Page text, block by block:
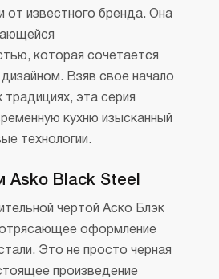
от известного бренда. Она
которая сочетается
Взяв свое начало
традициях, эта серия
кухню изысканный
технологии.
Asko Black Steel
чертой Аско Блэк
оформление
Это не просто черная
произведение